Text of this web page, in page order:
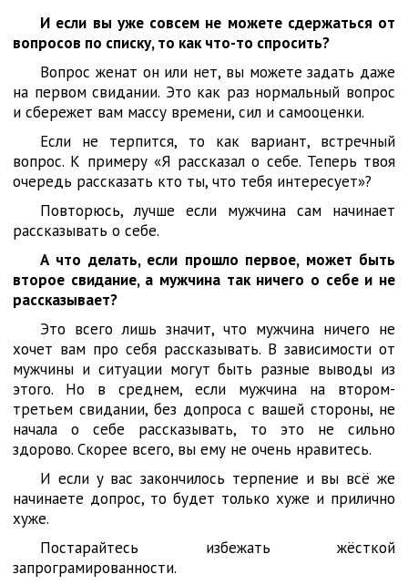
И если вы уже совсем не можете сдержаться от
вопросов по списку, то как что-то спросить?
Вопрос женат он или нет, вы можете задать даже
на первом свидании. Это как раз нормальный вопрос
и сбережет вам массу времени, сил и самооценки.
Если не терпится, то как вариант, встречный
вопрос. К примеру «Я рассказал о себе. Теперь твоя
очередь рассказать кто ты, что тебя интересует»?
Повторюсь, лучше если мужчина сам начинает
рассказывать о себе.
А что делать, если прошло первое, может быть
второе свидание, а мужчина так ничего о себе и не
рассказывает?
Это всего лишь значит, что мужчина ничего не
хочет вам про себя рассказывать. В зависимости от
мужчины и ситуации могут быть разные выводы из
этого. Но в среднем, если мужчина на втором-
третьем свидании, без допроса с вашей стороны, не
начала о себе рассказывать, то это не сильно
здорово. Скорее всего, вы ему не очень нравитесь.
И если у вас закончилось терпение и вы всё же
начинаете допрос, то будет только хуже и прилично
хуже.
Постарайтесь избежать жёсткой
запрограмированности.